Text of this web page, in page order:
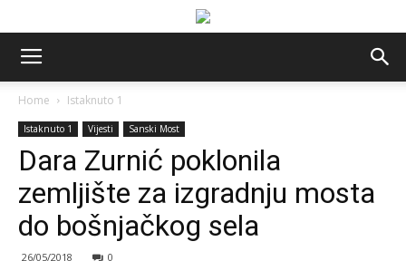
Home Istaknuto 1
Istaknuto 1 Vijesti Sanski Most
Dara Zurnić poklonila
zemljište za izgradnju mosta
do bošnjačkog sela
26/05/2018 0